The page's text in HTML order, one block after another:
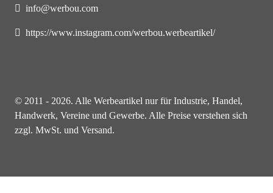
info@werbou.com
https://www.instagram.com/werbou.werbeartikel/
© 2011 - 2026. Alle Werbeartikel nur für Industrie, Handel,
Handwerk, Vereine und Gewerbe. Alle Preise verstehen sich
zzgl. MwSt. und Versand.